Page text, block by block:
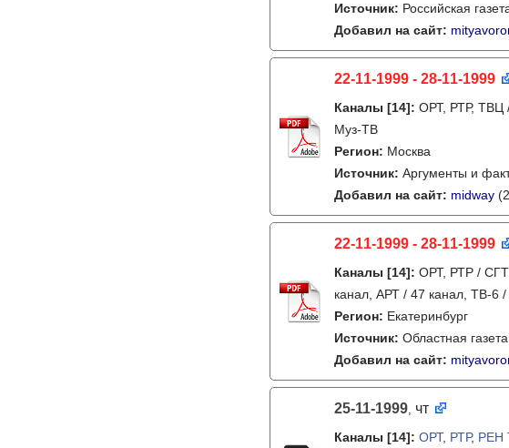
Источник: Российская
Добавил на сайт:
22-11-1999 - 28-11-1999
Каналы [14]: ОРТ, РТР, ТВЦ
Муз-ТВ
Регион: Москва
Источник: Аргументы и
Добавил на сайт: midway
22-11-1999 - 28-11-1999
Каналы [14]: ОРТ, РТР /
канал, АРТ / 47 канал, ТВ-6
Регион: Екатеринбург
Источник: Областная газета
Добавил на сайт:
25-11-1999, чт
Каналы [14]: ОРТ, РТР, РЕН